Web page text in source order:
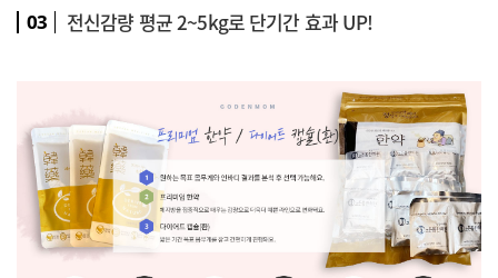
03 전신감량 평균 2~5kg로 단기간 효과 UP!